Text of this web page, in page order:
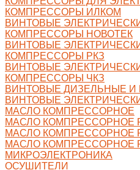
КОМПРЕССОРЫ ИЛКОМ
ВИНТОВЫЕ
КОМПРЕССОРЫ НОВОТЕК
ВИНТОВЫЕ
КОМПРЕССОРЫ РКЗ
ВИНТОВЫЕ
КОМПРЕССОРЫ ЧКЗ
ВИНТОВЫЕ ДИЗЕЛЬНЫЕ
ВИНТОВЫЕ
МАСЛО КОМПРЕССОРНОЕ
МАСЛО КОМПРЕССОРНОЕ
МАСЛО КОМПРЕССОРНОЕ
МАСЛО КОМПРЕССОРНОЕ
МИКРОЭЛЕКТРОНИКА
ОСУШИТЕЛИ